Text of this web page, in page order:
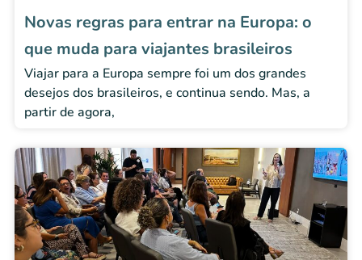
Novas regras para entrar na Europa: o
que muda para viajantes brasileiros
Viajar para a Europa sempre foi um dos grandes
desejos dos brasileiros, e continua sendo. Mas, a
partir de agora,